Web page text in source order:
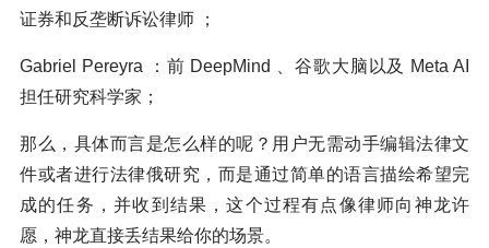
证券和反垄断诉讼律师 ；
Gabriel Pereyra ：前 DeepMind 、谷歌大脑以及 Meta AI
担任研究科学家；
那么，具体而言是怎么样的呢？用户无需动手编辑法律文
件或者进行法律俄研究，而是通过简单的语言描绘希望完
成的任务，并收到结果，这个过程有点像律师向神龙许
愿，神龙直接丢结果给你的场景。